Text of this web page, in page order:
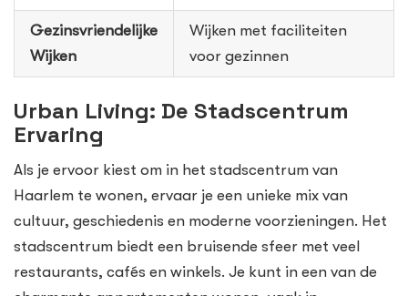
Gezinsvriendelijke
Wijken
Wijken met faciliteiten
voor gezinnen
Urban Living: De Stadscentrum
Ervaring
Als je ervoor kiest om in het stadscentrum van
Haarlem te wonen, ervaar je een unieke mix van
cultuur, geschiedenis en moderne voorzieningen. Het
stadscentrum biedt een bruisende sfeer met veel
restaurants, cafés en winkels. Je kunt in een van de